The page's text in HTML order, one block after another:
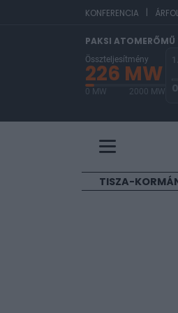
KONFERENCIA |
PAKSI ATOMERŐMŰ
Összteljesítmény
226 MW
0 MW 2000 MW
TISZA-